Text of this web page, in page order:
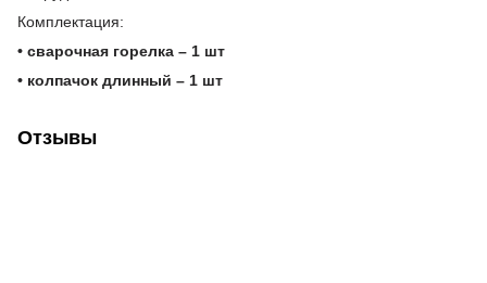
Комплектация:
• сварочная горелка – 1 шт
• колпачок длинный – 1 шт
Отзывы